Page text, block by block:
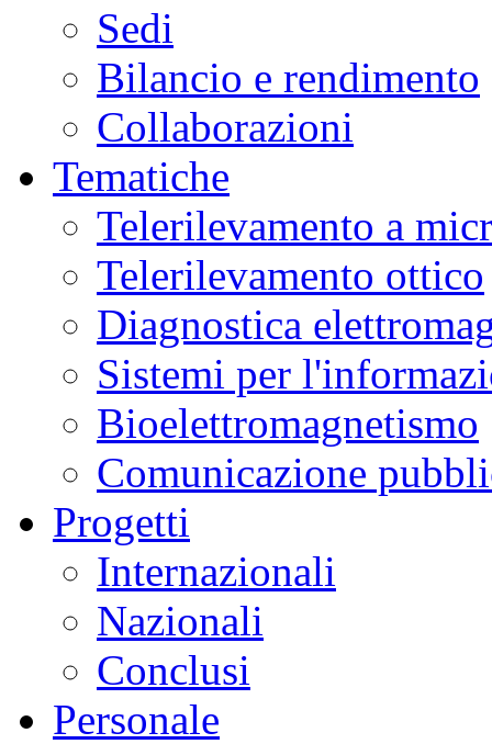
Sedi
Bilancio e rendimento
Collaborazioni
Tematiche
Telerilevamento a
Telerilevamento ottico
Diagnostica
Sistemi per
Bioelettromagnetismo
Comunicazione
Progetti
Internazionali
Nazionali
Conclusi
Personale